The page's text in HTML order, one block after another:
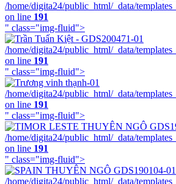
/home/digita24/public_html/_data/
on line 191
" class="img-fluid">
/home/digita24/public_html/_data/
on line 191
" class="img-fluid">
/home/digita24/public_html/_data/
on line 191
" class="img-fluid">
/home/digita24/public_html/_data/
on line 191
" class="img-fluid">
/home/digita24/public_html/_data/